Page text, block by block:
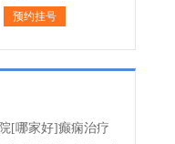
预约挂号
[哪家好]癫痫治疗